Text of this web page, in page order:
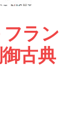
ラン
古典